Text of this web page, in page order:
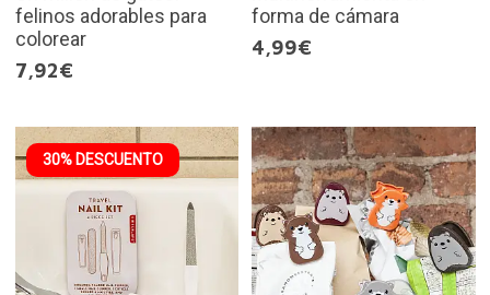
felinos adorables para
colorear
7,92€
forma de cámara
4,99€
30% DESCUENTO